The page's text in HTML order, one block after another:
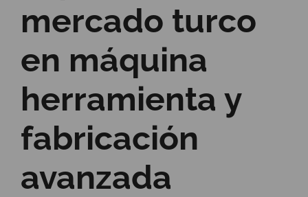
mercado turco
en máquina
herramienta y
fabricación
avanzada